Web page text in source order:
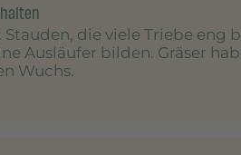
: Stauden, die viele Triebe eng
Ausläufer bilden. Gräser
Wuchs.